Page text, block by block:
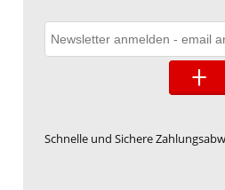
Schnelle und Sichere